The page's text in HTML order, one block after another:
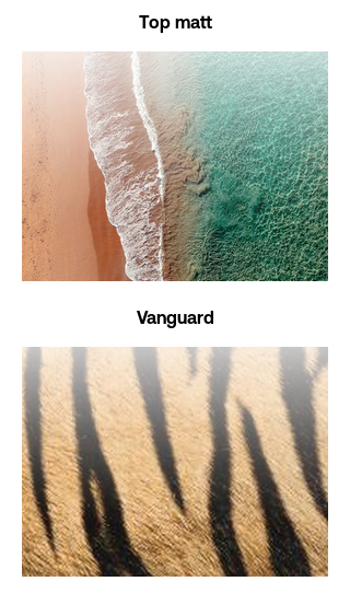
Top matt
Vanguard